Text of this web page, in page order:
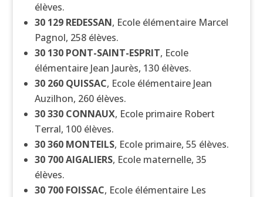
élèves.
30 129 REDESSAN, Ecole élémentaire Marcel
Pagnol, 258 élèves.
30 130 PONT-SAINT-ESPRIT, Ecole
élémentaire Jean Jaurès, 130 élèves.
30 260 QUISSAC, Ecole élémentaire Jean
Auzilhon, 260 élèves.
30 330 CONNAUX, Ecole primaire Robert
Terral, 100 élèves.
30 360 MONTEILS, Ecole primaire, 55 élèves.
30 700AIGALIERS, Ecole maternelle, 35
élèves.
30 700 FOISSAC, Ecole élémentaire Les